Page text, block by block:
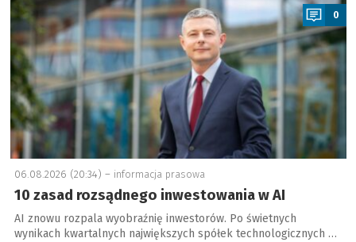
0
06.08.2026 (20:34) – informacja prasowa
10 zasad rozsądnego inwestowania w AI
AI znowu rozpala wyobraźnię inwestorów. Po świetnych
wynikach kwartalnych największych spółek technologicznych …